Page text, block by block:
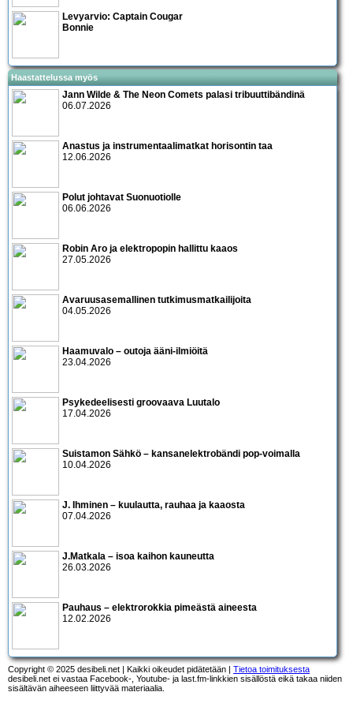
Levyarvio: Captain Cougar
Bonnie
Haastattelussa myös
Jann Wilde & The Neon Comets palasi tribuuttibändinä
06.07.2026
Anastus ja instrumentaalimatkat horisontin taa
12.06.2026
Polut johtavat Suonuotiolle
06.06.2026
Robin Aro ja elektropopin hallittu kaaos
27.05.2026
Avaruusasemallinen tutkimusmatkailijoita
04.05.2026
Haamuvalo – outoja ääni-ilmiöitä
23.04.2026
Psykedeelisesti groovaava Luutalo
17.04.2026
Suistamon Sähkö – kansanelektrobändi pop-voimalla
10.04.2026
J. Ihminen – kuulautta, rauhaa ja kaaosta
07.04.2026
J.Matkala – isoa kaihon kauneutta
26.03.2026
Pauhaus – elektrorokkia pimeästä aineesta
12.02.2026
Copyright © 2025 desibeli.net | Kaikki oikeudet pidätetään | Tietoa toimituksesta
desibeli.net ei vastaa Facebook-, Youtube- ja last.fm-linkkien sisällöstä eikä takaa niiden
sisältävän aiheeseen liittyvää materiaalia.